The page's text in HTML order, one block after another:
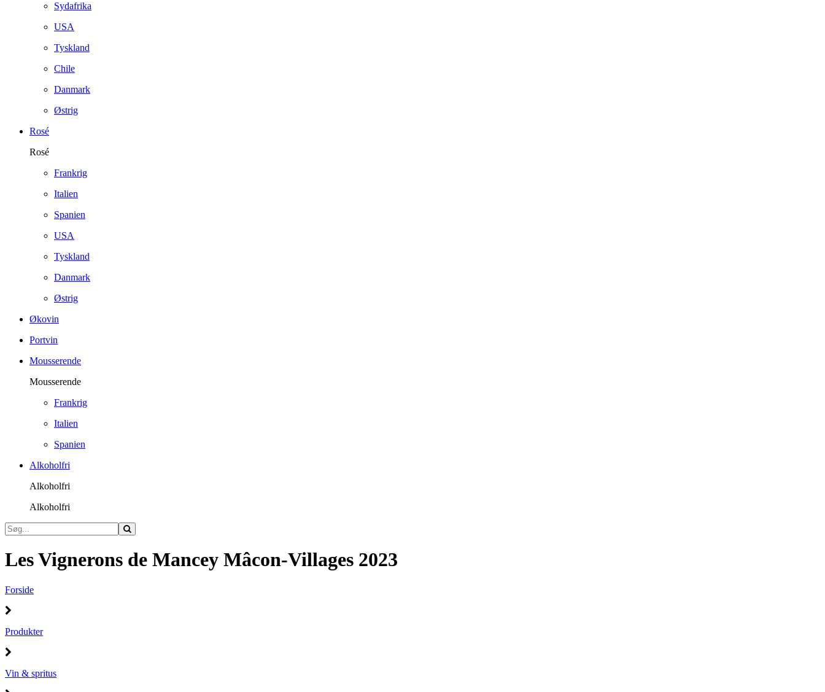
Sydafrika
USA
Tyskland
Chile
Danmark
Østrig
Rosé
Rosé
Frankrig
Italien
Spanien
USA
Tyskland
Danmark
Østrig
Økovin
Portvin
Mousserende
Mousserende
Frankrig
Italien
Spanien
Alkoholfri
Alkoholfri
Alkoholfri
Les Vignerons de Mancey Mâcon-Villages 2023
Forside
Produkter
Vin & spritus